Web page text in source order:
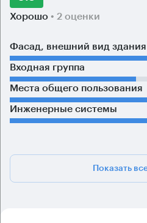
Хорошо • 2 оценки
Фасад, внешний вид здания
Входная группа
Места общего пользования
Инженерные системы
Показать